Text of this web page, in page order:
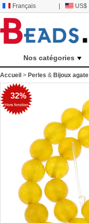
Français US$
Nos catégories
Accueil > Perles & Bijoux agate
32%